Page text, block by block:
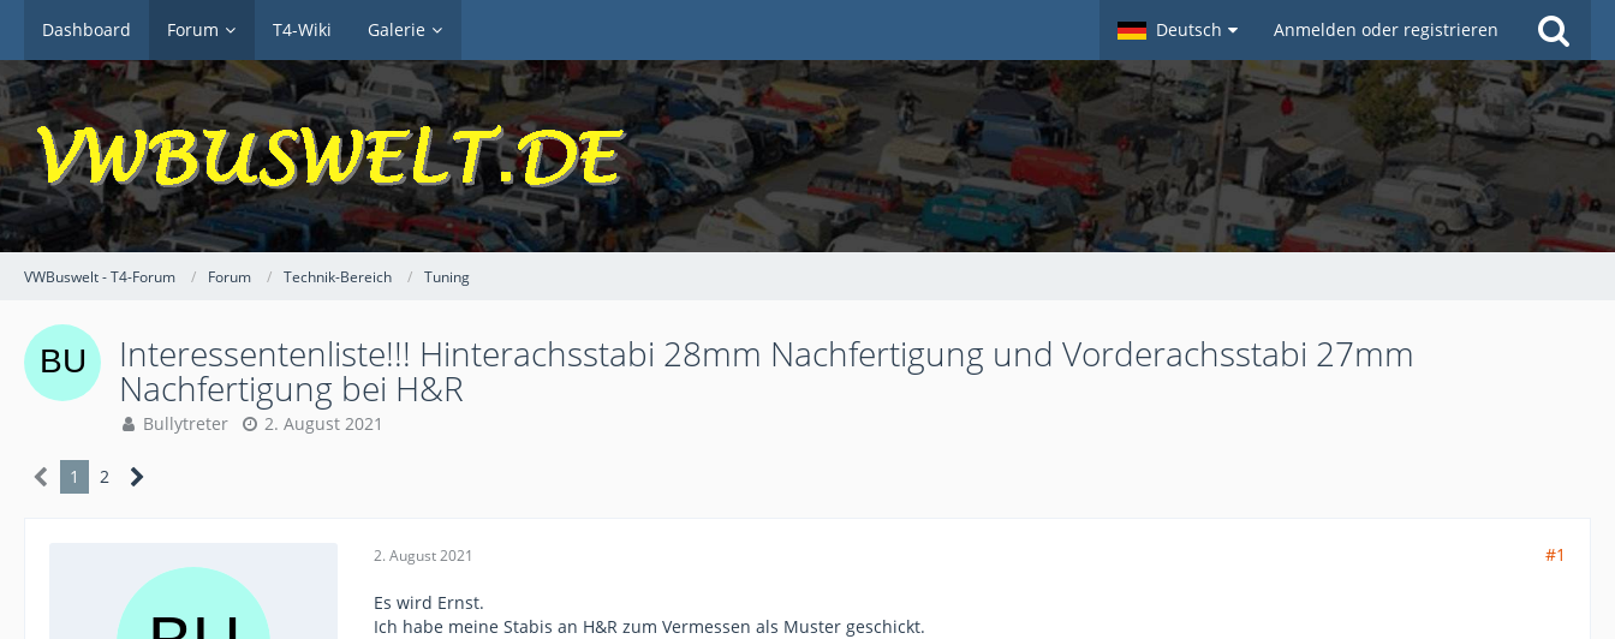
Dashboard Forum T4-Wiki Galerie Deutsch Anmelden oder registrieren
VWBuswelt - T4-Forum Forum Technik-Bereich Tuning
Interessentenliste!!! Hinterachsstabi 28mm Nachfertigung und Vorderachsstabi 27mm
Nachfertigung bei H&R
Bullytreter 2. August 2021
1 2
2. August 2021 #1
Es wird Ernst.
Ich habe meine Stabis an H&R zum Vermessen als Muster geschickt.